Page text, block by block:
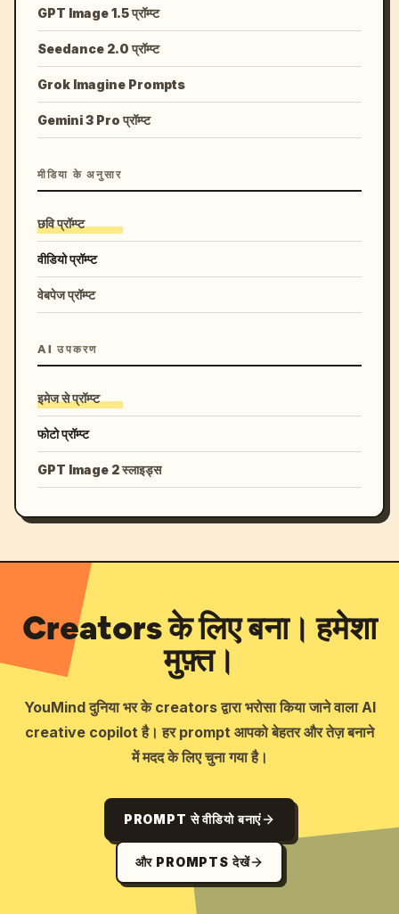
GPT Image 1.5 प्रॉम्प्ट
Seedance 2.0 प्रॉम्प्ट
Grok Imagine Prompts
Gemini 3 Pro प्रॉम्प्ट
मीडिया के अनुसार
छवि प्रॉम्प्ट
वीडियो प्रॉम्प्ट
वेबपेज प्रॉम्प्ट
AI उपकरण
इमेज से प्रॉम्प्ट
फोटो प्रॉम्प्ट
GPT Image 2 स्लाइड्स
Creators के लिए बना। हमेशा
मुफ़्त।
YouMind दुनिया भर के creators द्वारा भरोसा किया जाने वाला AI
creative copilot है। हर prompt आपको बेहतर और तेज़ बनाने
में मदद के लिए चुना गया है।
PROMPT से वीडियो बनाएं
और PROMPTS देखें